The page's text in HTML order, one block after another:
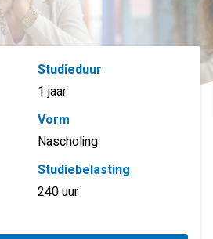
Studieduur
1 jaar
Vorm
Nascholing
Studiebelasting
240 uur